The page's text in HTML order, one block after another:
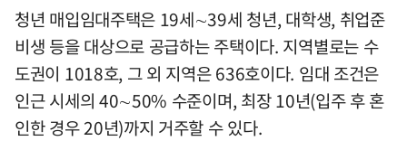
청년 매입임대주택은 19세∼39세 청년, 대학생, 취업준
비생 등을 대상으로 공급하는 주택이다. 지역별로는 수
도권이 1018호, 그 외 지역은 636호이다. 임대 조건은
인근 시세의 40∼50% 수준이며, 최장 10년(입주 후 혼
인한 경우 20년)까지 거주할 수 있다.